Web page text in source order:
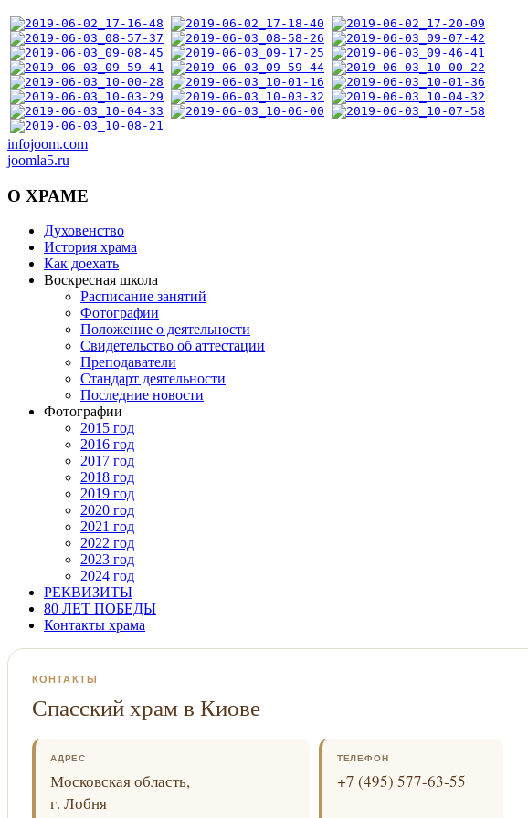
infojoom.com
joomla5.ru
О ХРАМЕ
Духовенство
История храма
Как доехать
Воскресная школа
Расписание занятий
Фотографии
Положение о деятельности
Свидетельство об аттестации
Преподаватели
Стандарт деятельности
Последние новости
Фотографии
2015 год
2016 год
2017 год
2018 год
2019 год
2020 год
2021 год
2022 год
2023 год
2024 год
РЕКВИЗИТЫ
80 ЛЕТ ПОБЕДЫ
Контакты храма
КОНТАКТЫ
Спасский храм в Киове
АДРЕС
Московская область,
г. Лобня
ТЕЛЕФОН
+7 (495) 577-63-55